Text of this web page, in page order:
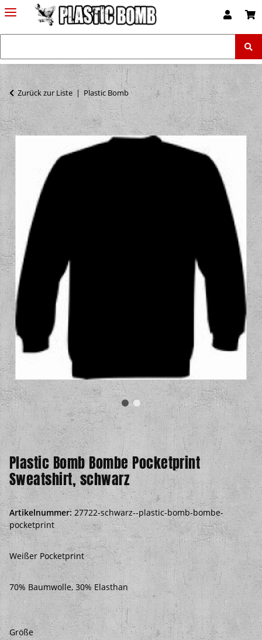
Zurück zur Liste Plastic Bomb
Plastic Bomb Bombe Pocketprint
Sweatshirt, schwarz
Artikelnummer: 27722-schwarz--plastic-bomb-bombe-
pocketprint
Weißer Pocketprint
70% Baumwolle, 30% Elasthan
Größe